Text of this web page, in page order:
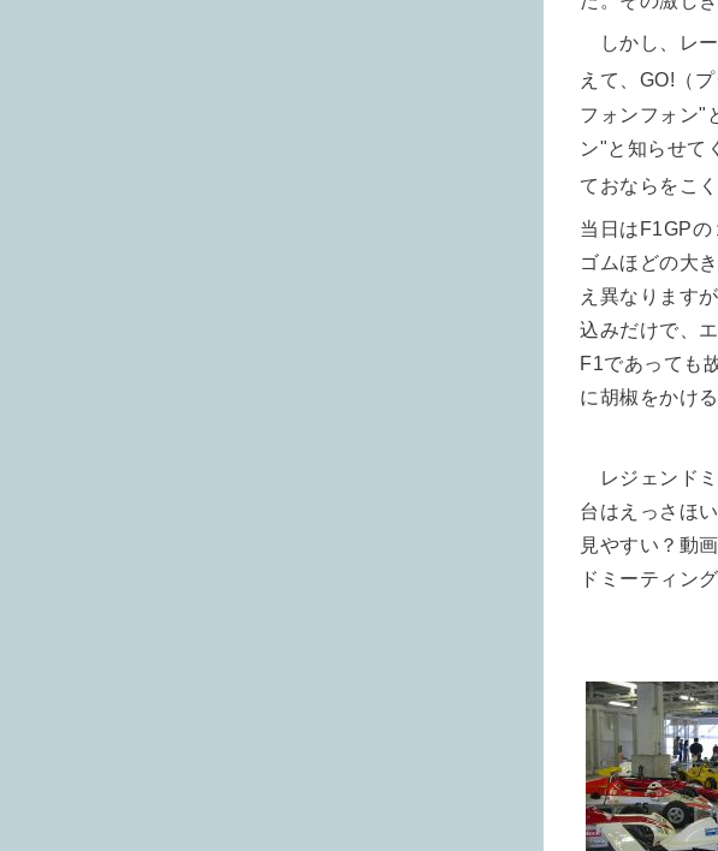
しかし、レー
えて、GO!（プ
フォンフォン"
ン"と知らせて
ておならをこ
当日はF1GPの
ゴムほどの大
え異なります
込みだけで、
F1であっても
に胡椒をかけ
レジェンドミ
台はえっさほ
見やすい？動
ドミーティン